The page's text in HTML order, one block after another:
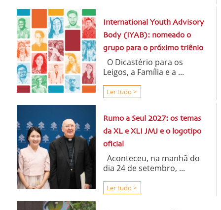
International Youth Advisory
Body (IYAB): nomeado o
grupo para o próximo triênio
O Dicastério para os
Leigos, a Família e a ...
Ler tudo >
Rumo a Seul 2027: os temas
da XL e XLI JMJ e o logotipo
oficial
Aconteceu, na manhã do
dia 24 de setembro, ...
Ler tudo >